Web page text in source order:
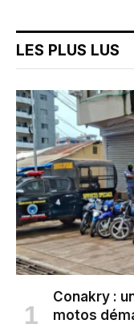
LES PLUS LUS
Conakry :
motos